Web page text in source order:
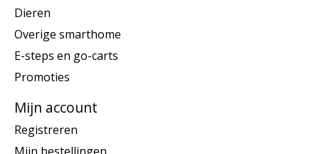
Dieren
Overige smarthome
E-steps en go-carts
Promoties
Mijn account
Registreren